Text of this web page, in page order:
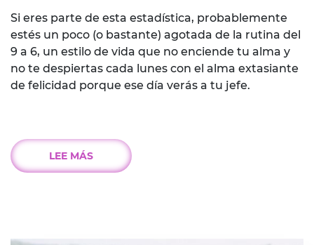
Si eres parte de esta estadística, probablemente
estés un poco (o bastante) agotada de la rutina del
9 a 6, un estilo de vida que no enciende tu alma y
no te despiertas cada lunes con el alma extasiante
de felicidad porque ese día verás a tu jefe.
LEE MÁS